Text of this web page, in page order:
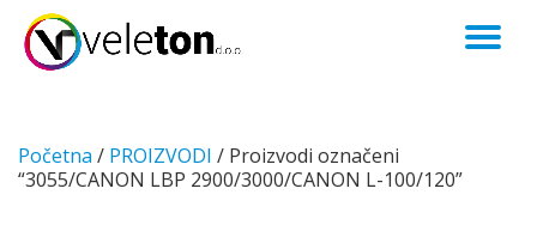
Skip
Početna / PROIZVODI / Proizvodi označeni
“3055/CANON LBP 2900/3000/CANON L-100/120”